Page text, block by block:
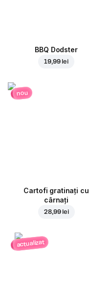
BBQ Dodster
19,99 lei
nou
Cartofi gratinați cu
cârnați
28,99 lei
actualizat